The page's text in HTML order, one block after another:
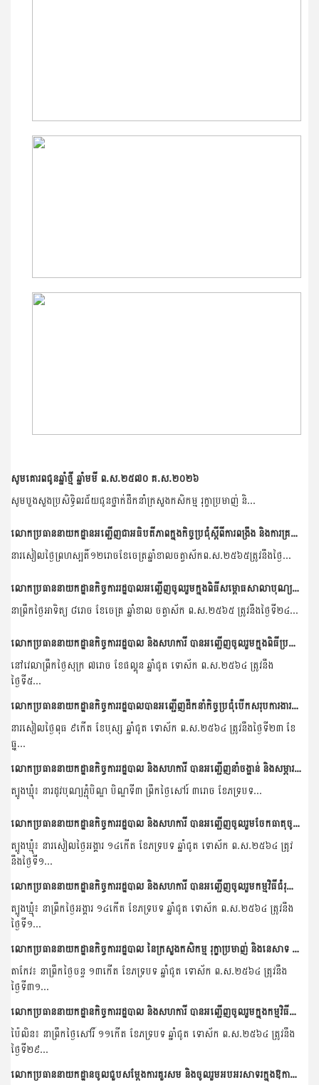
សូមគោរពជូនឆ្នាំថ្មី ឆ្នាំមមី ព.ស.២៥៧០ គ.ស.២០២៦
សូមបួងសួងប្រសិទ្ធិពរជ័យជូនថ្នាក់ដឹកនាំក្រសួងកសិកម្ម រុក្ខាប្រមាញ់ និ...
លោកប្រធាននាយកដ្ឋានអញ្ជើញជាអធិបតីភាពក្នុងកិច្ចប្រជុំស្តីពីការពង្រឹង និងការគ្រប់គ្រងមន្រ្តីរាជការ មន្រ្តីជាប់កិច្ចសន្យា របស់នាយកដ្ឋានកិច្ចការរដ្ឋបាល
នារសៀលថ្ងៃព្រហស្បតិ៍១២រោចខែចេត្រឆ្នាំខាលចត្វាស័កព.ស.២៥៦៥ត្រូវនឹងថ្ងៃ...
លោកប្រធាននាយកដ្ឋានកិច្ចការរដ្ឋបាលអញ្ជើញចូលរួមក្នុងពិធីសម្ពោធសាលាបុណ្យភូមិខ្នុរ ឃុំនាងទើត ស្រុកតំបែរ ខេត្តត្បូងឃ្មុំ
នាព្រឹកថ្ងៃអាទិត្យ ៨រោច ខែចេត្រ ឆ្នាំខាល ចត្វាស័ក ព.ស.២៥៦៥ ត្រូវនឹងថ្ងៃទី២៤...
លោកប្រធាននាយកដ្ឋានកិច្ចការរដ្ឋបាល និងសហការី បានអញ្ជើញចូលរួមក្នុងពិធីប្រគល់ទទួលម៉ាស និងជែលលាងដៃពីក្រុមហ៊ុន Huwei
នៅវេលាព្រឹកថ្ងៃសុក្រ ៧រោច ខែផល្គុន ឆ្នាំជូត ទោស័ក ព.ស.២៥៦៤ ត្រូវនឹង
ថ្ងៃទី៥...
លោកប្រធាននាយកដ្ឋានកិច្ចការរដ្ឋបាលបានអញ្ជើញដឹកនាំកិច្ចប្រជុំបើកសរុបការងារប្រចាំឆ្នាំ២០២០របស់នាយកដ្ឋាន
នារសៀលថ្ងៃពុធ ៩កើត ខែបុស្ស ឆ្នាំជូត ទោស័ក ព.ស.២៥៦៤ ត្រូវនឹងថ្ងៃទី២៣ ខែ
ធ្នូ...
លោកប្រធាននាយកដ្ឋានកិច្ចការរដ្ឋបាល និងសហការី បានអញ្ជើញនាំចង្ហាន់ និងសម្ភារមួយចំនួនមកប្រគេននៅវត្តសេដាសែនជ័យ ឃុំសេដា ស្រុកតំបែរ ខេត្តត្បូងឃ្មុំ
ត្បូងឃ្មុំ៖ នារដូវបុណ្យភ្ជុំបិណ្ឌ បិណ្ឌទី៣ ព្រឹកថ្ងៃសៅរ៍ ៣រោច ខែភទ្របទ...
លោកប្រធាននាយកដ្ឋានកិច្ចការរដ្ឋបាល និងសហការី បានអញ្ជើញចូលរួមចែកធាតុចូលកសិកម្មដល់សមាជិកបណ្តុំនៃកម្មវិធីផ្សព្វផ្សាយបច្ចេកទេសកសិកម្មថ្មីដែលធន់ទៅនឹងការប្រែប្រួលអាកាសធាតុ...
ត្បូងឃ្មុំ៖ នារសៀលថ្ងៃអង្គារ ១៤កើត ខែភទ្របទ ឆ្នាំជូត ទោស័ក ព.ស.២៥៦៤ ត្រូវ
នឹងថ្ងៃទី១...
លោកប្រធាននាយកដ្ឋានកិច្ចការរដ្ឋបាល និងសហការី បានអញ្ជើញចូលរួមកម្មវិធីជំរុញវារីវប្បកម្មចែកកូនត្រី និងកូនកង្កែបជូនកសិករ នៅភូមិជីធាង ឃុំសេដា ស្រុកតំបែរ ខេត្តត្�...
ត្បូងឃ្មុំ៖ នាព្រឹកថ្ងៃអង្គារ ១៤កើត ខែភទ្របទ ឆ្នាំជូត ទោស័ក ព.ស.២៥៦៤ ត្រូវនឹង
ថ្ងៃទី១...
លោកប្រធាននាយកដ្ឋានកិច្ចការរដ្ឋបាល នៃក្រសួងកសិកម្ម រុក្ខាប្រមាញ់ និងនេសាទ និងសហការី បានអញ្ជើញចូលរួមទស្សនកិច្ចនៅកសិដ្ឋានចិញ្ចឹមគោយកទឹកដោះ គិរីសួគ៌ របស់ក្រុមហ៊ុន...
តាកែវ៖ នាព្រឹកថ្ងៃចន្ទ ១៣កើត ខែភទ្របទ ឆ្នាំជូត ទោស័ក ព.ស.២៥៦៤ ត្រូវនឹង
ថ្ងៃទី៣១...
លោកប្រធាននាយកដ្ឋានកិច្ចការរដ្ឋបាល និងសហការី បានអញ្ជើញចូលរួមក្នុងកម្មវិធីជំរុញវារីវប្បកម្ម ចែកកូនត្រី និងកូនកង្កែបជូនកសិករនៅខេត្តប៉ៃលិន
ប៉ៃលិន៖ នាព្រឹកថ្ងៃសៅរិ៍ ១១កើត ខែភទ្របទ ឆ្នាំជូត ទោស័ក ព.ស.២៥៦៤ ត្រូវនឹង
ថ្ងៃទី២៩...
លោកប្រធាននាយកដ្ឋានចូលជួបសម្តែងការគួរសម និងចូលរួមអបអរសាទរក្នុងឱកាសឆ្នាំថ្មីឆ្នាំសកល២០២០